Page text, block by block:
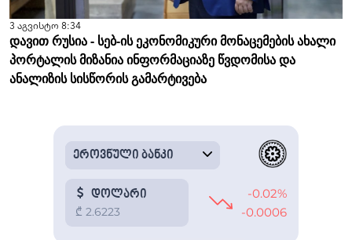
3 აგვისტო 8:34
დავით რუსია - სებ-ის ეკონომიკური მონაცემების ახალი
პორტალის მიზანია ინფორმაციაზე წვდომისა და
ანალიზის სისწორის გამარტივება